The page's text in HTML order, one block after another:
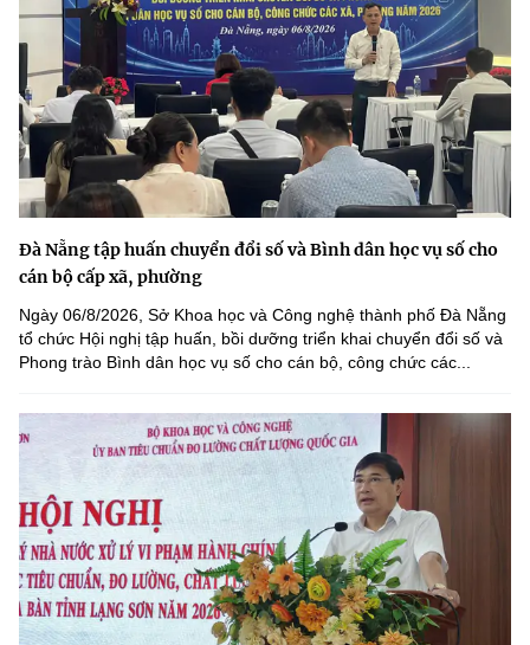
Đà Nẵng tập huấn chuyển đổi số và Bình dân học vụ số cho
cán bộ cấp xã, phường
Ngày 06/8/2026, Sở Khoa học và Công nghệ thành phố Đà Nẵng
tổ chức Hội nghị tập huấn, bồi dưỡng triển khai chuyển đổi số và
Phong trào Bình dân học vụ số cho cán bộ, công chức các...